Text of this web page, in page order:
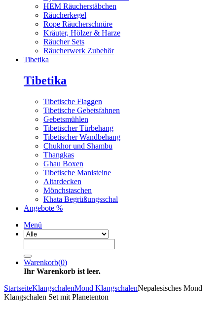
HEM Räucherstäbchen
Räucherkegel
Rope Räucherschnüre
Kräuter, Hölzer & Harze
Räucher Sets
Räucherwerk Zubehör
Tibetika
Tibetika
Tibetische Flaggen
Tibetische Gebetsfahnen
Gebetsmühlen
Tibetischer Türbehang
Tibetischer Wandbehang
Chukhor und Shambu
Thangkas
Ghau Boxen
Tibetische Manisteine
Altardecken
Mönchstaschen
Khata Begrüßungsschal
Angebote %
Menü
Warenkorb(0)
Ihr Warenkorb ist leer.
StartseiteKlangschalenMond KlangschalenNepalesisches Mond
Klangschalen Set mit Planetenton